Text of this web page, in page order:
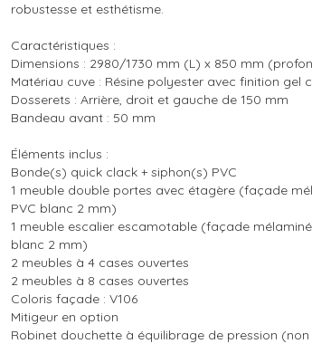
robustesse et esthétisme.
Caractéristiques :
Dimensions : 2980/1730 mm (L) x 850 mm
Matériau cuve : Résine polyester avec finition gel
Dosserets : Arrière, droit et gauche de 150 mm
Bandeau avant : 50 mm
Éléments inclus :
Bonde(s) quick clack + siphon(s) PVC
1 meuble double portes avec étagère (façade
PVC blanc 2 mm)
1 meuble escalier escamotable (façade
blanc 2 mm)
2 meubles à 4 cases ouvertes
2 meubles à 8 cases ouvertes
Coloris façade : V106
Mitigeur en option
Robinet douchette à équilibrage de pression (non